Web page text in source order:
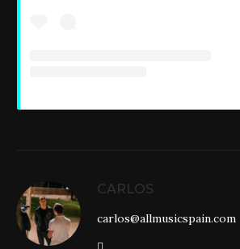
CARLOS
carlos@allmusicspain.com